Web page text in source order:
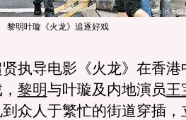
黎明叶璇《火龙》追逐好戏
导电影《火龙》在香港
黎明与叶璇及内地演员王
众人于繁忙的街道穿插，